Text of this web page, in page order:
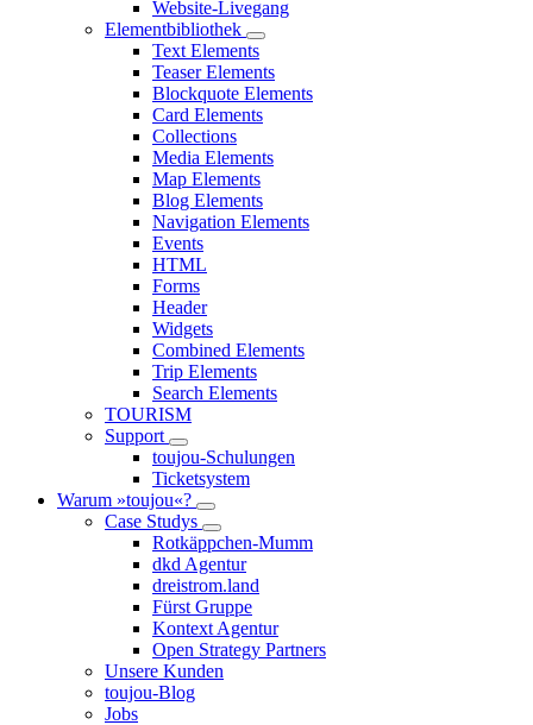
Website-Livegang
Elementbibliothek
Text Elements
Teaser Elements
Blockquote Elements
Card Elements
Collections
Media Elements
Map Elements
Blog Elements
Navigation Elements
Events
HTML
Forms
Header
Widgets
Combined Elements
Trip Elements
Search Elements
TOURISM
Support
toujou-Schulungen
Ticketsystem
Warum »toujou«?
Case Studys
Rotkäppchen-Mumm
dkd Agentur
dreistrom.land
Fürst Gruppe
Kontext Agentur
Open Strategy Partners
Unsere Kunden
toujou-Blog
Jobs